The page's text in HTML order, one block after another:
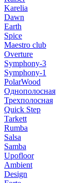
Karelia
Dawn
Earth
Spice
Maestro club
Overture
Symphony-3
Symphony-1
PolarWood
Однополосная
Трехполосная
Quick Step
Tarkett
Rumba
Salsa
Samba
Upofloor
Ambient
Design